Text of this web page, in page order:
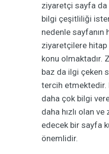
ziyaretçi sayfa da
bilgi çeşitliliği
nedenle sayfanın
ziyaretçilere
konu olmaktadır.
baz da ilgi çeken
tercih etmektedir.
daha çok bilgi
daha hızlı olan
edecek bir sayfa
önemlidir.